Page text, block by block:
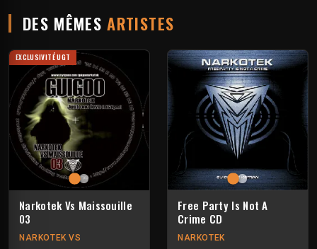
DES MÊMESARTISTES
EXCLUSIVITÉ UGT
Narkotek Vs Maissouille
03
NARKOTEK VS
Free Party Is Not A
Crime CD
NARKOTEK